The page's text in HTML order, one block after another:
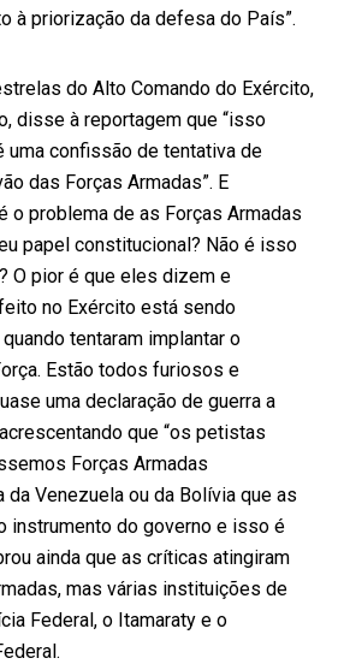
à priorização da defesa do País”.
do Alto Comando do Exército,
disse à reportagem que “isso
uma confissão de tentativa de
das Forças Armadas”. E
o problema de as Forças Armadas
papel constitucional? Não é isso
O pior é que eles dizem e
no Exército está sendo
tentaram implantar o
Estão todos furiosos e
uma declaração de guerra a
que “os petistas
Forças Armadas
da Venezuela ou da Bolívia que as
instrumento do governo e isso é
ainda que as críticas atingiram
mas várias instituições de
Federal, o Itamaraty e o